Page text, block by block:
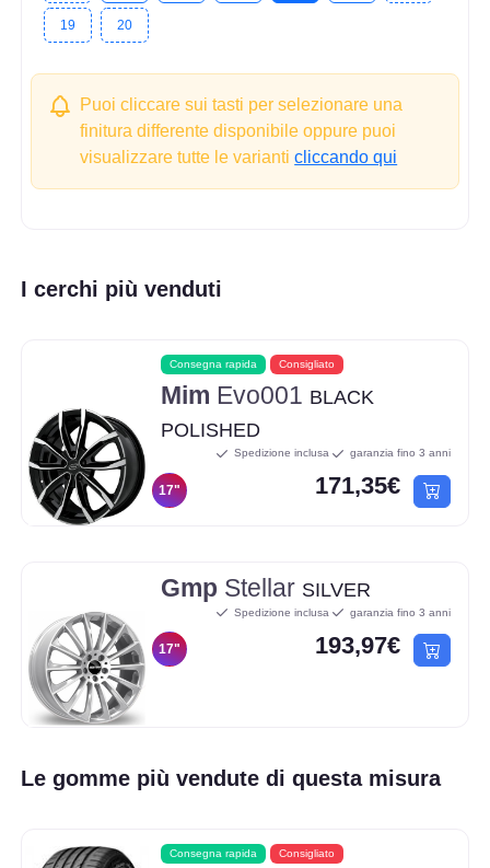
19 20
Puoi cliccare sui tasti per selezionare una
finitura differente disponibile oppure puoi
visualizzare tutte le varianticliccando qui
I cerchi più venduti
Consegna rapida Consigliato
Mim Evo001 BLACK
POLISHED
17"
Spedizione inclusa garanzia fino 3 anni
171,35€
Gmp Stellar SILVER
17"
Spedizione inclusa garanzia fino 3 anni
193,97€
Le gomme più vendute di questa misura
Consegna rapida Consigliato